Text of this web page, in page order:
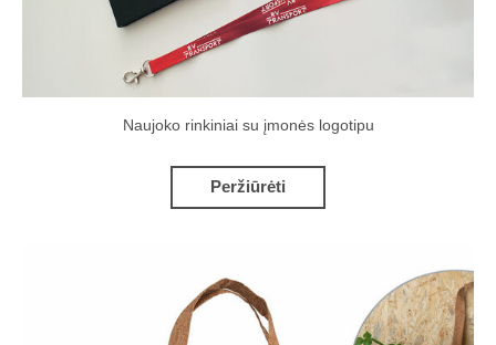
Naujoko rinkiniai su įmonės logotipu
Peržiūrėti